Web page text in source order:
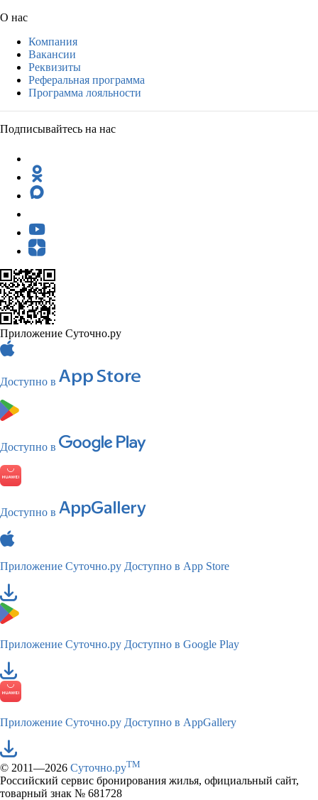
О нас
Компания
Вакансии
Реквизиты
Реферальная программа
Программа лояльности
Подписывайтесь на нас
Приложение Суточно.ру
Доступно в
Доступно в
Доступно в
Приложение Суточно.ру Доступно в App Store
Приложение Суточно.ру Доступно в Google Play
Приложение Суточно.ру Доступно в AppGallery
© 2011—2026 Суточно.руTM
Российский сервис бронирования жилья, официальный сайт,
товарный знак № 681728